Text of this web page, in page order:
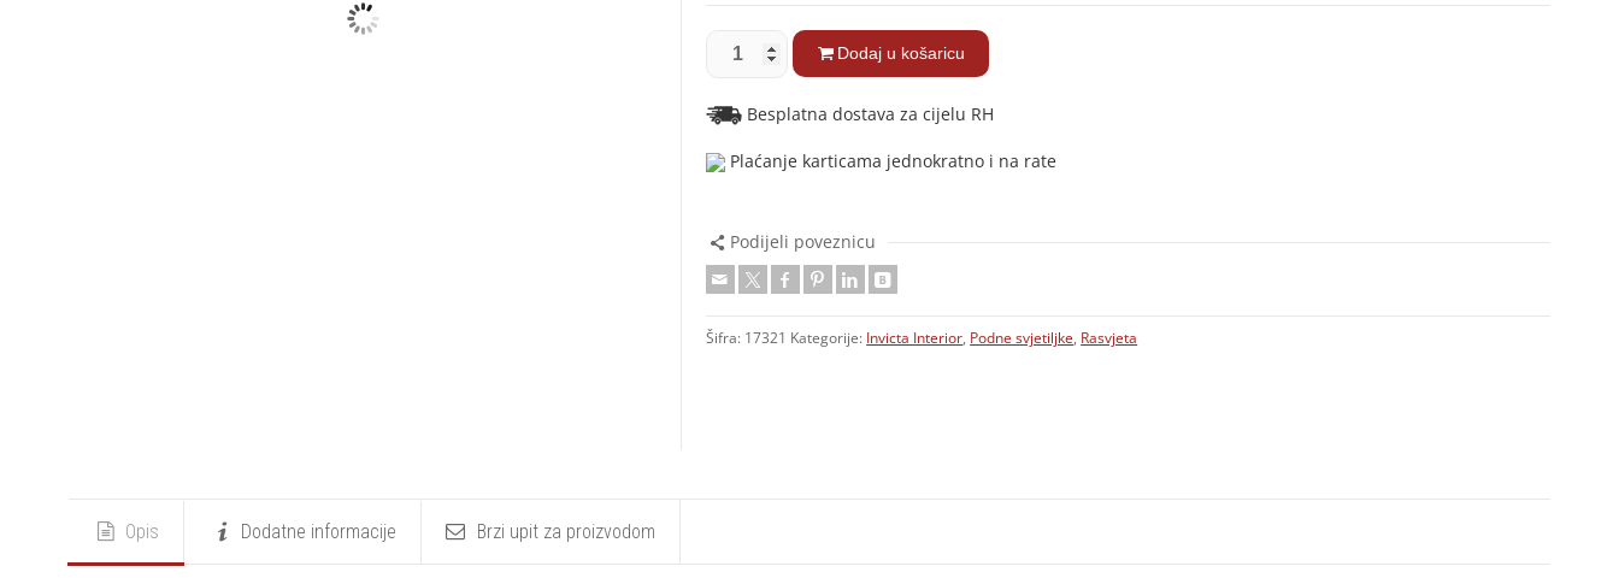
Dodaj u košaricu
Besplatna dostava za cijelu RH
Plaćanje karticama jednokratno i na rate
Podijeli poveznicu
Šifra: 17321 Kategorije: Invicta Interior, Podne svjetiljke, Rasvjeta
Opis Dodatne informacije Brzi upit za proizvodom